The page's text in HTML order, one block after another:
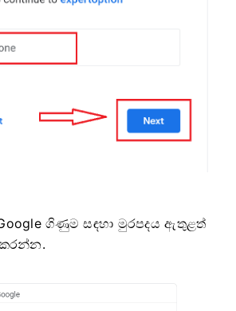
ගිණුම සඳහා මුරපදය ඇතුළත්